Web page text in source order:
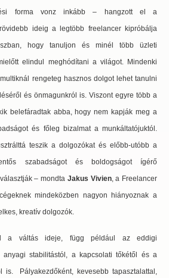
forma vonz inkább – hangzott el a
rövidebb ideig a legtöbb freelancer kipróbálja
hogy tanuljon és minél több üzleti
elindul meghódítani a világot. Mindenki
rengeteg hasznos dolgot lehet tanulni
és önmagunkról is. Viszont egyre több a
belefáradtak abba, hogy nem kapják meg a
és főleg bizalmat a munkáltatójuktól.
teszik a dolgozókat és előbb-utóbb a
szabadságot és boldogságot ígérő
– mondta Jakus Vivien, a Freelancer
mindeközben nagyon hiányoznak a
kreatív dolgozók.
a váltás ideje, függ például az eddigi
anyagi stabilitástól, a kapcsolati tőkétől és a
is. Pályakezdőként, kevesebb tapasztalattal,